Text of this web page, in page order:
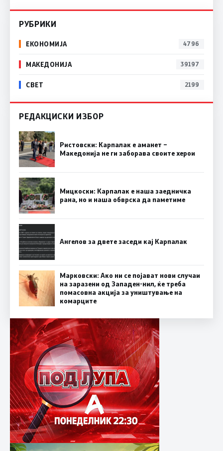
РУБРИКИ
ЕКОНОМИЈА 4796
МАКЕДОНИЈА 39197
СВЕТ 2199
РЕДАКЦИСКИ ИЗБОР
Ристовски: Карпалак е аманет –
Македонија не ги заборава своите херои
Мицкоски: Карпалак е наша заедничка
рана, но и наша обврска да паметиме
Ангелов за двете заседи кај Карпалак
Марковски: Ако ни се појават нови случаи
на заразени од Западен-нил, ќе треба
помасовна акција за уништување на
комарците